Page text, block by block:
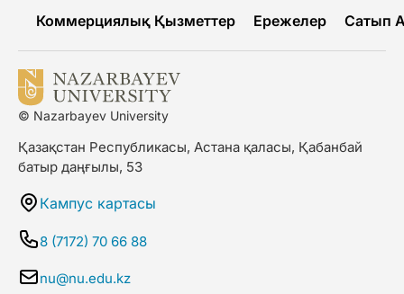
Коммерциялық Қызметтер Ережелер Сатып
© Nazarbayev University
Қазақстан Республикасы, Астана қаласы, Қабанбай
батыр даңғылы, 53
Кампус картасы
8 (7172) 70 66 88
nu@nu.edu.kz